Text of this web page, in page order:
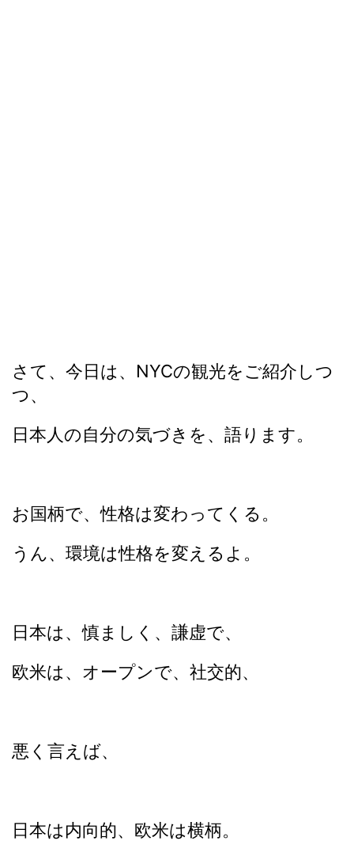
さて、今日は、NYCの観光をご紹介しつ
つ、
日本人の自分の気づきを、語ります。
お国柄で、性格は変わってくる。
うん、環境は性格を変えるよ。
日本は、慎ましく、謙虚で、
欧米は、オープンで、社交的、
悪く言えば、
日本は内向的、欧米は横柄。